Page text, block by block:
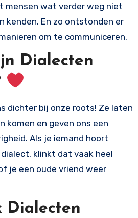
mensen wat verder weg niet
kenden. En zo ontstonden er
om te communiceren.
Dialecten
dichter bij onze roots! Ze laten
komen en geven ons een
Als je iemand hoort
klinkt dat vaak heel
je een oude vriend weer
Dialecten